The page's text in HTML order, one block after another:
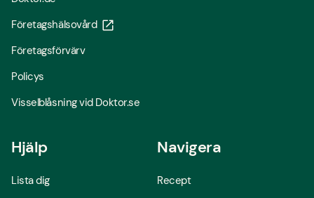
Företagshälsovård
Företagsförvärv
Policys
Visselblåsning vid Doktor.se
Hjälp
Lista dig
Navigera
Recept